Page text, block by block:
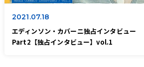
2021.07.18
エディンソン・カバーニ独占インタビュー
Part2【独占インタビュー】vol.1